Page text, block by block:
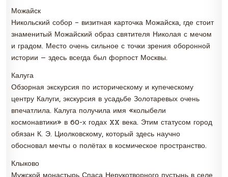
Можайск
Никольский собор – визитная карточка Можайска, где стоит
знаменитый Можайский образ святителя Николая с мечом
и градом. Место очень сильное с точки зрения оборонной
истории — здесь всегда был форпост Москвы.
Калуга
Обзорная экскурсия по историческому и купеческому
центру Калуги, экскурсия в усадьбе Золотаревых очень
впечатлила. Калуга получила имя «колыбели
космонавтики» в 60-х годах XX века. Этим статусом город
обязан К. Э. Циолковскому, который здесь научно
обосновал мечты о полётах в космическое пространство.
Клыково